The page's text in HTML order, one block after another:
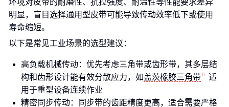
环境对皮带的耐磨性、抗拉强度、耐温性等性能要求差异
明显，盲目选择通用型皮带可能导致传动效率低下或使用
寿命缩短。
以下是常见工业场景的选型建议：
高负载机械传动：优先考虑三角带或齿形带，其多层结
构和齿形设计能有效分散应力，如盖茨橡胶三角带
适
用于重型设备连续作业
精密同步传动：同步带的齿距精度更高，适合需要严格